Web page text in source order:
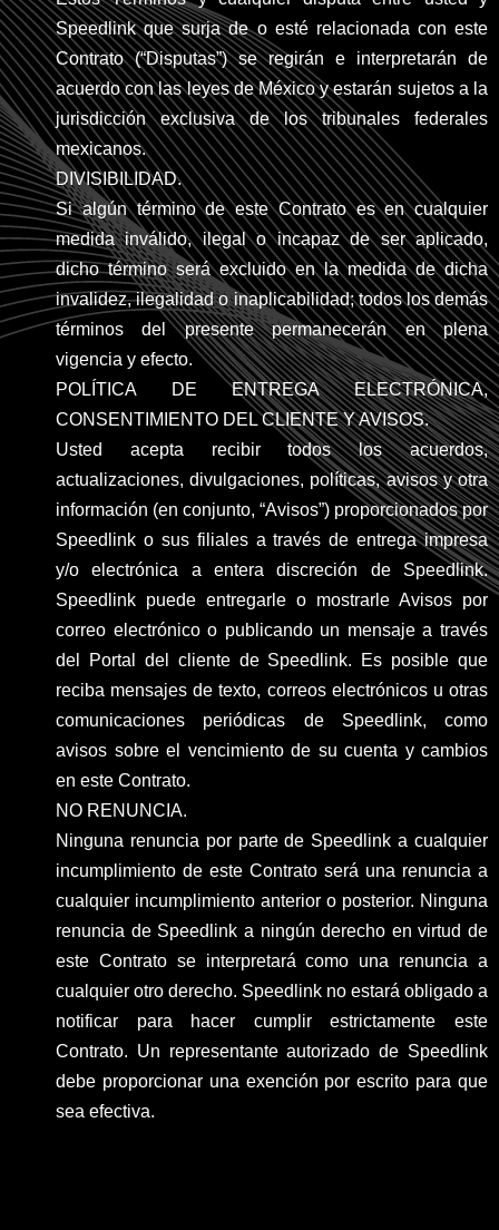
Speedlink que surja de o esté relacionada con este
Contrato (“Disputas”) se regirán e interpretarán de
acuerdo con las leyes de México y estarán sujetos a la
jurisdicción exclusiva de los tribunales federales
mexicanos.
DIVISIBILIDAD.
Si algún término de este Contrato es en cualquier
medida inválido, ilegal o incapaz de ser aplicado,
dicho término será excluido en la medida de dicha
invalidez, ilegalidad o inaplicabilidad; todos los demás
términos del presente permanecerán en plena
vigencia y efecto.
POLÍTICA DE ENTREGA ELECTRÓNICA,
CONSENTIMIENTO DEL CLIENTE Y AVISOS.
Usted acepta recibir todos los acuerdos,
actualizaciones, divulgaciones, políticas, avisos y otra
información (en conjunto, “Avisos”) proporcionados por
Speedlink o sus filiales a través de entrega impresa
y/o electrónica a entera discreción de Speedlink.
Speedlink puede entregarle o mostrarle Avisos por
correo electrónico o publicando un mensaje a través
del Portal del cliente de Speedlink. Es posible que
reciba mensajes de texto, correos electrónicos u otras
comunicaciones periódicas de Speedlink, como
avisos sobre el vencimiento de su cuenta y cambios
en este Contrato.
NO RENUNCIA.
Ninguna renuncia por parte de Speedlink a cualquier
incumplimiento de este Contrato será una renuncia a
cualquier incumplimiento anterior o posterior. Ninguna
renuncia de Speedlink a ningún derecho en virtud de
este Contrato se interpretará como una renuncia a
cualquier otro derecho. Speedlink no estará obligado a
notificar para hacer cumplir estrictamente este
Contrato. Un representante autorizado de Speedlink
debe proporcionar una exención por escrito para que
sea efectiva.